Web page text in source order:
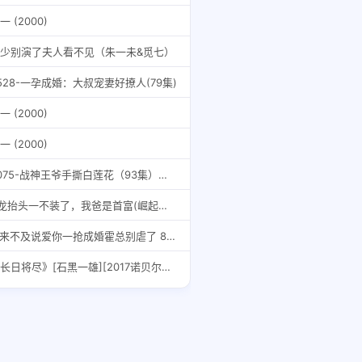
(2000)
别演了夫人看不见（朱一未&觅七）
一孕成婚：大叔宠妻好撩人(79集)
(2000)
(2000)
8075-战神王爷手撕白莲花（93集）白昕怡&朱一未
7.龙抬头一不装了，我爸是首富(崛起之威震四方)(100集)
4.来不及说爱你一抢成婚霍总别虐了 85集
《长日将尽》[石黑一雄][2017诺贝尔文学奖获奖作者]